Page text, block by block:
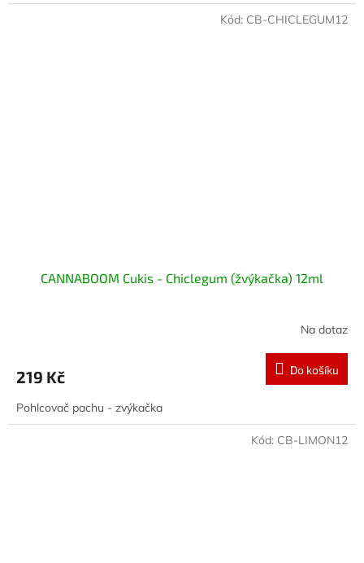
CANNABOOM Cukis - Chiclegum (žvýkačka) 12ml
Na dotaz
219 Kč Do košíku
Pohlcovač pachu - zvýkačka
Kód: CB-CHICLEGUM12
Kód: CB-LIMON12